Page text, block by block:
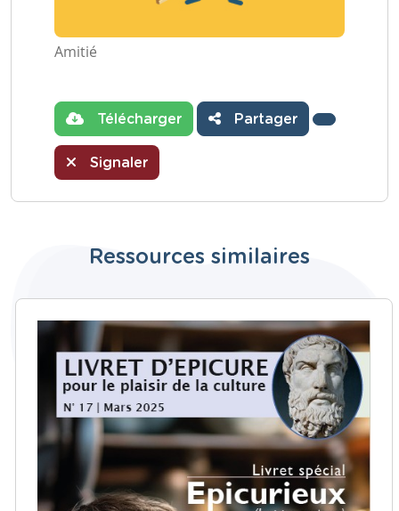
Amitié
Télécharger Partager
Signaler
Ressources similaires